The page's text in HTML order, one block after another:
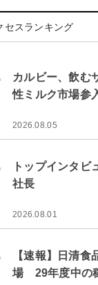
セスランキング
カルビー、飲
性ミルク市場参
2026.08.05
トップインタビ
社長
2026.08.01
【速報】日清
場 29年度中の